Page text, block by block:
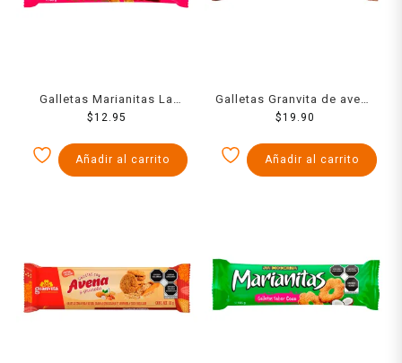
Galletas Marianitas La
Moderna nuez 185 g
$12.95
Añadir al carrito
Galletas Granvita de avena
con chispas de chocolate
$19.90
Añadir al carrito